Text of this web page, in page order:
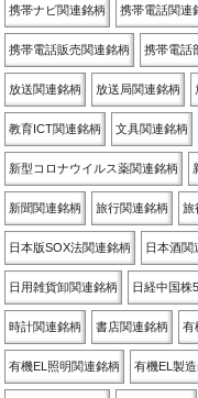
携帯ナビ関連銘柄 携帯電話関連
携帯電話販売関連銘柄 携帯電話
放送関連銘柄 放送局関連銘柄
教育ICT関連銘柄 文具関連銘柄
新型コロナウイルス薬関連銘柄
新聞関連銘柄 旅行関連銘柄 旅
日本版SOX法関連銘柄 日本酒関
日用雑貨卸関連銘柄 日経中国株
時計関連銘柄 書店関連銘柄 有
有機EL照明関連銘柄 有機EL製